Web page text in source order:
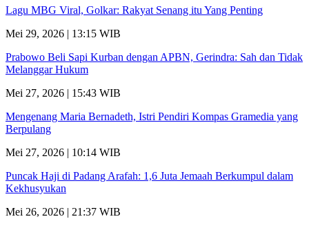
Lagu MBG Viral, Golkar: Rakyat Senang itu Yang Penting
Mei 29, 2026 | 13:15 WIB
Prabowo Beli Sapi Kurban dengan APBN, Gerindra: Sah dan Tidak
Melanggar Hukum
Mei 27, 2026 | 15:43 WIB
Mengenang Maria Bernadeth, Istri Pendiri Kompas Gramedia yang
Berpulang
Mei 27, 2026 | 10:14 WIB
Puncak Haji di Padang Arafah: 1,6 Juta Jemaah Berkumpul dalam
Kekhusyukan
Mei 26, 2026 | 21:37 WIB